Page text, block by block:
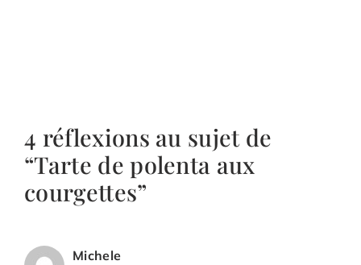
4 réflexions au sujet de
“Tarte de polenta aux
courgettes”
Michele